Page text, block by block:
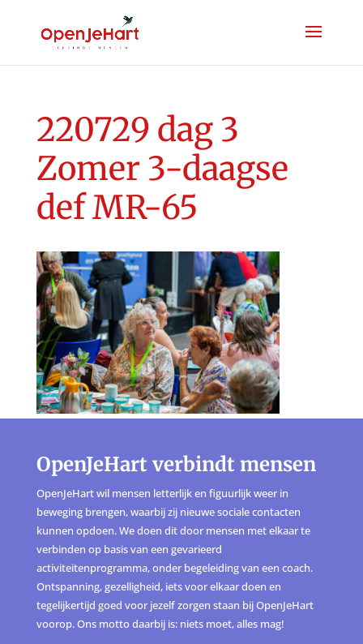
220729 dag 3
Zomer 3-daagse
def MR-65
OpenJeHart verbindt mensen
OpenJeHart wil mensen letterlijk en figuurlijk weer in
beweging brengen, waarbij zij nieuwe sociale contacten
kunnen opdoen. We doen dit door mensen met elkaar te
verbinden op basis van een gevarieerd
activiteitenprogramma, onder begeleiding van een coach.
Ontspanning, gezelligheid, iets voor elkaar doen en
tegelijkertijd goed voor jezelf zorgen staan bij OpenJeHart
voorop. Ons motto daarbij is: niets moet, alles mag!